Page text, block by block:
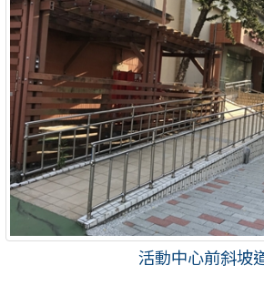
活動中心前斜坡